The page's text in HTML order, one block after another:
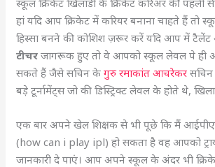
हां यदि आप क्रिकेट में करियर बनाना चाहते हैं तो
हिस्सा बनने की कोशिश ज़रूर करें यदि आप में
टीचर जागरूक हुए तो वे आपको स्कूल लेवल पे ही
सकते हैं जैसे सचिन केगुरु रमाकांत आचरेकर
बड़े टूर्नामेंट्स जो की डिस्ट्रिक्ट लेवल के होते थे,
एक बार अपने खेल शिक्षक से भी पूछे कि मैं
(how can i play ipl) हो सकता है वह आपको
जानकारी दे पाएं। आप अपने स्कूल के अंदर भी